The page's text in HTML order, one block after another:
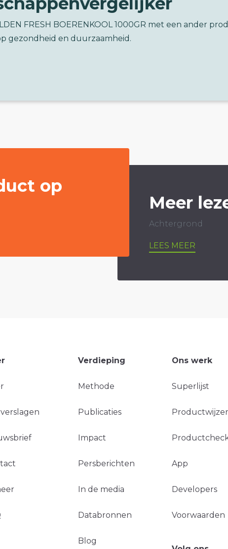
FRESH BOERENKOOL 1000GR met een ander
gezondheid en duurzaamheid.
op
Meer
Achtergrond
LEES MEER
Verdieping
Methode
Publicaties
Impact
Persberichten
In de media
Databronnen
Blog
Ons werk
Superlijst
App
Developers
Voorwaarden